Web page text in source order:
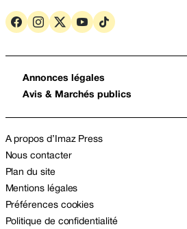
Annonces légales
Avis & Marchés publics
A propos d’Imaz Press
Nous contacter
Plan du site
Mentions légales
Préférences cookies
Politique de confidentialité